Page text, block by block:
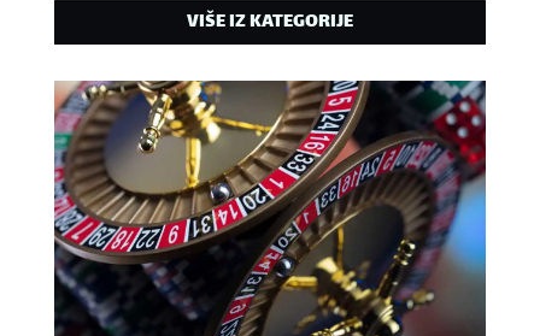
VIŠE IZ KATEGORIJE